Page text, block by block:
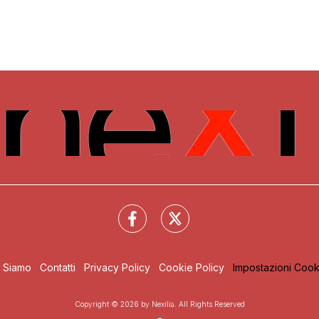
Siamo Contatti Privacy Policy Cookie Policy Impostazioni
Copyright © 2026 by Nexilia. All Rights Reserved